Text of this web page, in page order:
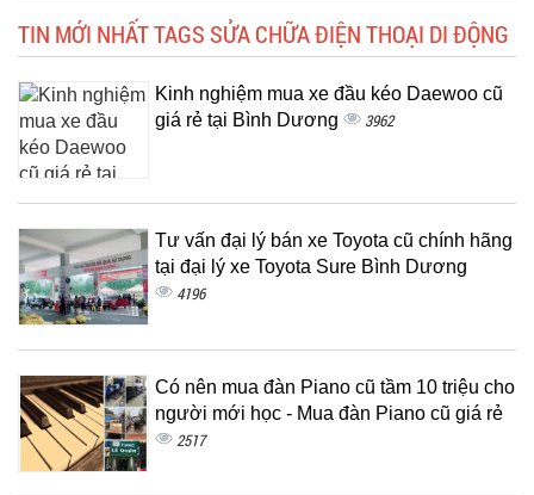
TIN MỚI NHẤT TAGS SỬA CHỮA ĐIỆN THOẠI DI ĐỘNG
Kinh nghiệm mua xe đầu kéo Daewoo cũ
giá rẻ tại Bình Dương
3962
Tư vấn đại lý bán xe Toyota cũ chính hãng
tại đại lý xe Toyota Sure Bình Dương
4196
Có nên mua đàn Piano cũ tầm 10 triệu cho
người mới học - Mua đàn Piano cũ giá rẻ
2517